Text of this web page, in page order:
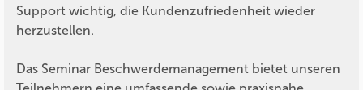
Support wichtig, die Kundenzufriedenheit wieder
herzustellen.
Das Seminar Beschwerdemanagement bietet unseren